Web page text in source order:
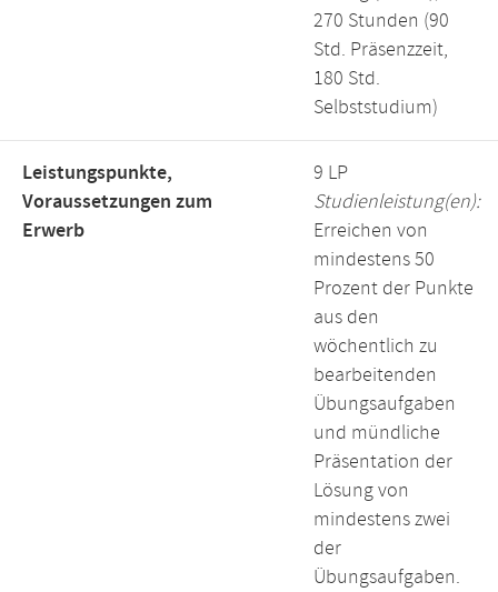
270 Stunden (90
Std. Präsenzzeit,
180 Std.
Selbststudium)
Leistungspunkte,
Voraussetzungen zum
Erwerb
9 LP
Studienleistung(en):
Erreichen von
mindestens 50
Prozent der Punkte
aus den
wöchentlich zu
bearbeitenden
Übungsaufgaben
und mündliche
Präsentation der
Lösung von
mindestens zwei
der
Übungsaufgaben.